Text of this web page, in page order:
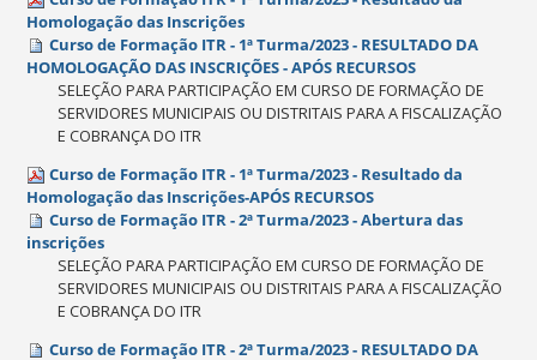
Homologação das Inscrições
Curso de Formação ITR - 1ª Turma/2023 - RESULTADO DA
HOMOLOGAÇÃO DAS INSCRIÇÕES - APÓS RECURSOS
SELEÇÃO PARA PARTICIPAÇÃO EM CURSO DE FORMAÇÃO DE
SERVIDORES MUNICIPAIS OU DISTRITAIS PARA A FISCALIZAÇÃO
E COBRANÇA DO ITR
Curso de Formação ITR - 1ª Turma/2023 - Resultado da
Homologação das Inscrições-APÓS RECURSOS
Curso de Formação ITR - 2ª Turma/2023 - Abertura das
inscrições
SELEÇÃO PARA PARTICIPAÇÃO EM CURSO DE FORMAÇÃO DE
SERVIDORES MUNICIPAIS OU DISTRITAIS PARA A FISCALIZAÇÃO
E COBRANÇA DO ITR
Curso de Formação ITR - 2ª Turma/2023 - RESULTADO DA